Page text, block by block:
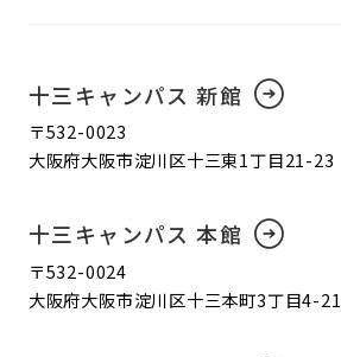
十三キャンパス 新館
〒532-0023
大阪府大阪市淀川区十三東1丁目21-23
十三キャンパス 本館
〒532-0024
大阪府大阪市淀川区十三本町3丁目4-21